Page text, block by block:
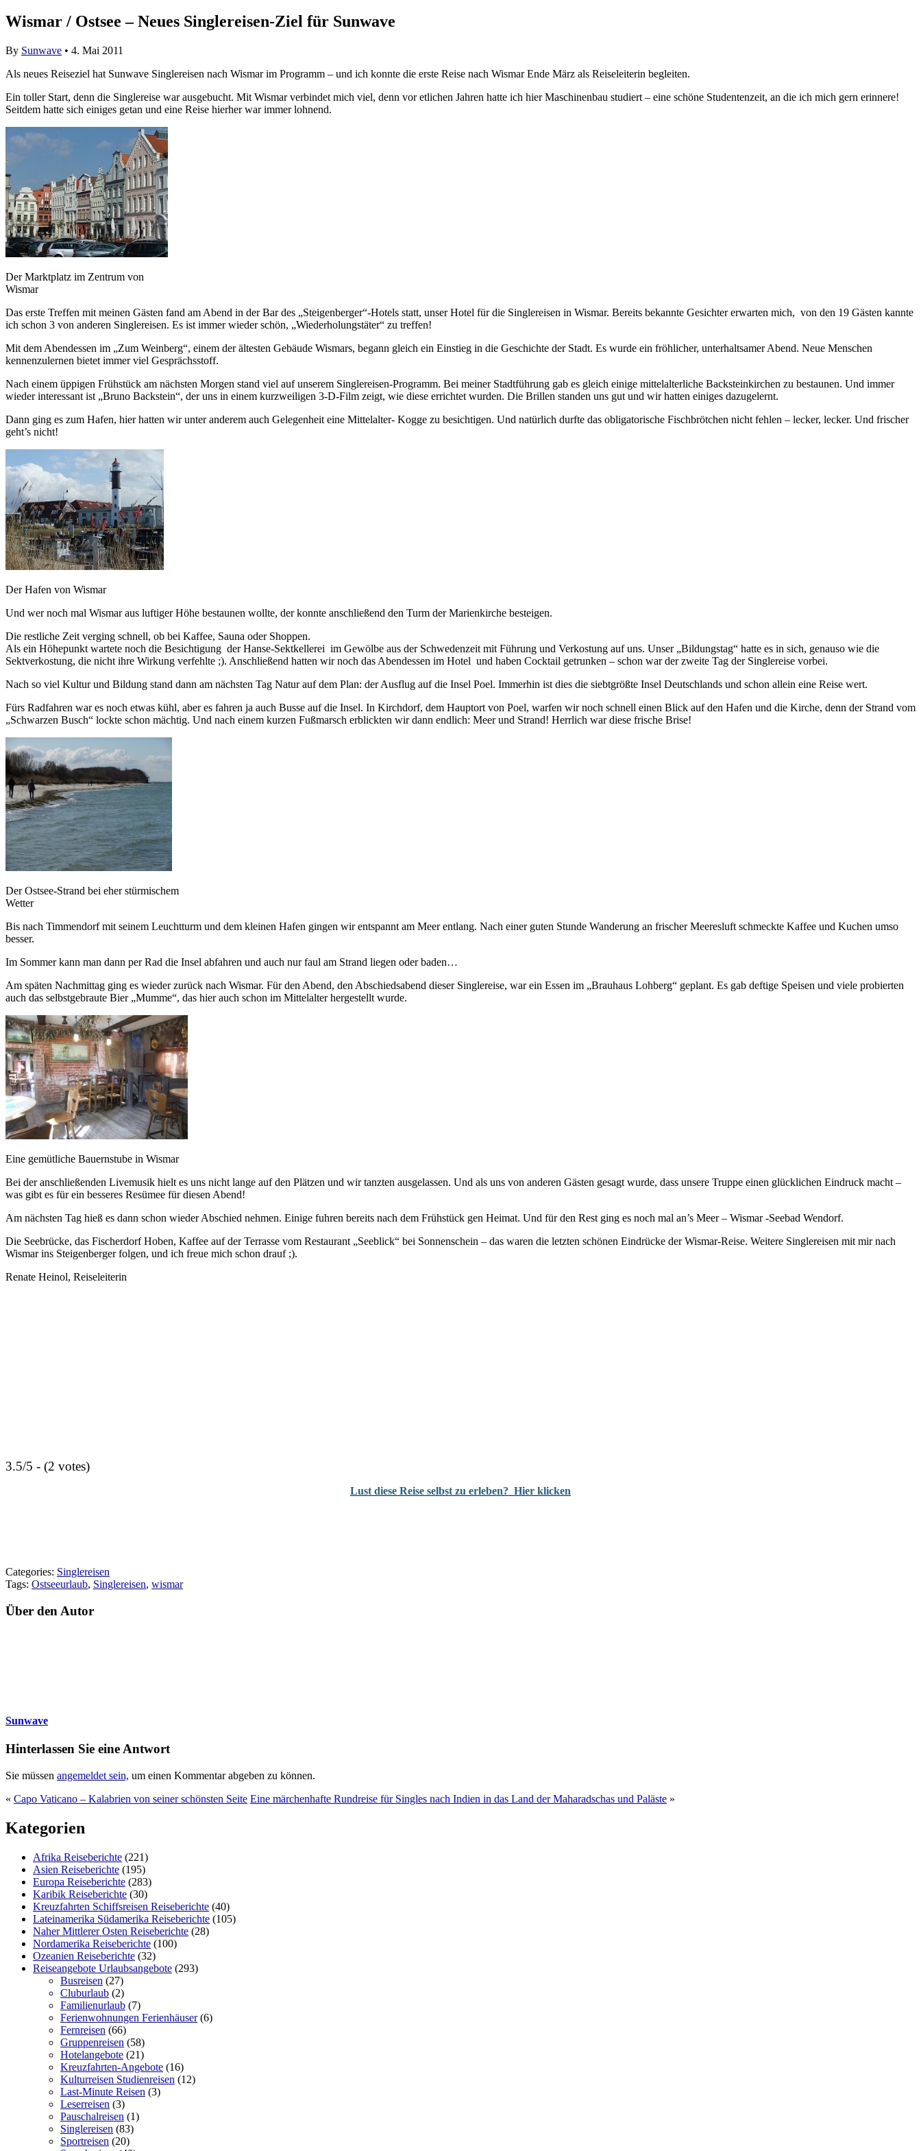
Wismar / Ostsee – Neues Singlereisen-Ziel für Sunwave
By Sunwave • 4. Mai 2011
Als neues Reiseziel hat Sunwave Singlereisen nach Wismar im Programm – und ich konnte die erste Reise nach Wismar Ende März als Reiseleiterin begleiten.
Ein toller Start, denn die Singlereise war ausgebucht. Mit Wismar verbindet mich viel, denn vor etlichen Jahren hatte ich hier Maschinenbau studiert – eine schöne Studentenzeit, an die ich mich gern erinnere!
Seitdem hatte sich einiges getan und eine Reise hierher war immer lohnend.
Der Marktplatz im Zentrum von
Wismar
Das erste Treffen mit meinen Gästen fand am Abend in der Bar des „Steigenberger“-Hotels statt, unser Hotel für die Singlereisen in Wismar. Bereits bekannte Gesichter erwarten mich, von den 19 Gästen kannte
ich schon 3 von anderen Singlereisen. Es ist immer wieder schön, „Wiederholungstäter“ zu treffen!
Mit dem Abendessen im „Zum Weinberg“, einem der ältesten Gebäude Wismars, begann gleich ein Einstieg in die Geschichte der Stadt. Es wurde ein fröhlicher, unterhaltsamer Abend. Neue Menschen
kennenzulernen bietet immer viel Gesprächsstoff.
Nach einem üppigen Frühstück am nächsten Morgen stand viel auf unserem Singlereisen-Programm. Bei meiner Stadtführung gab es gleich einige mittelalterliche Backsteinkirchen zu bestaunen. Und immer
wieder interessant ist „Bruno Backstein“, der uns in einem kurzweiligen 3-D-Film zeigt, wie diese errichtet wurden. Die Brillen standen uns gut und wir hatten einiges dazugelernt.
Dann ging es zum Hafen, hier hatten wir unter anderem auch Gelegenheit eine Mittelalter- Kogge zu besichtigen. Und natürlich durfte das obligatorische Fischbrötchen nicht fehlen – lecker, lecker. Und frischer
geht’s nicht!
Der Hafen von Wismar
Und wer noch mal Wismar aus luftiger Höhe bestaunen wollte, der konnte anschließend den Turm der Marienkirche besteigen.
Die restliche Zeit verging schnell, ob bei Kaffee, Sauna oder Shoppen.
Als ein Höhepunkt wartete noch die Besichtigung der Hanse-Sektkellerei im Gewölbe aus der Schwedenzeit mit Führung und Verkostung auf uns. Unser „Bildungstag“ hatte es in sich, genauso wie die
Sektverkostung, die nicht ihre Wirkung verfehlte ;). Anschließend hatten wir noch das Abendessen im Hotel und haben Cocktail getrunken – schon war der zweite Tag der Singlereise vorbei.
Nach so viel Kultur und Bildung stand dann am nächsten Tag Natur auf dem Plan: der Ausflug auf die Insel Poel. Immerhin ist dies die siebtgrößte Insel Deutschlands und schon allein eine Reise wert.
Fürs Radfahren war es noch etwas kühl, aber es fahren ja auch Busse auf die Insel. In Kirchdorf, dem Hauptort von Poel, warfen wir noch schnell einen Blick auf den Hafen und die Kirche, denn der Strand vom
„Schwarzen Busch“ lockte schon mächtig. Und nach einem kurzen Fußmarsch erblickten wir dann endlich: Meer und Strand! Herrlich war diese frische Brise!
Der Ostsee-Strand bei eher stürmischem
Wetter
Bis nach Timmendorf mit seinem Leuchtturm und dem kleinen Hafen gingen wir entspannt am Meer entlang. Nach einer guten Stunde Wanderung an frischer Meeresluft schmeckte Kaffee und Kuchen umso
besser.
Im Sommer kann man dann per Rad die Insel abfahren und auch nur faul am Strand liegen oder baden…
Am späten Nachmittag ging es wieder zurück nach Wismar. Für den Abend, den Abschiedsabend dieser Singlereise, war ein Essen im „Brauhaus Lohberg“ geplant. Es gab deftige Speisen und viele probierten
auch das selbstgebraute Bier „Mumme“, das hier auch schon im Mittelalter hergestellt wurde.
Eine gemütliche Bauernstube in Wismar
Bei der anschließenden Livemusik hielt es uns nicht lange auf den Plätzen und wir tanzten ausgelassen. Und als uns von anderen Gästen gesagt wurde, dass unsere Truppe einen glücklichen Eindruck macht –
was gibt es für ein besseres Resümee für diesen Abend!
Am nächsten Tag hieß es dann schon wieder Abschied nehmen. Einige fuhren bereits nach dem Frühstück gen Heimat. Und für den Rest ging es noch mal an’s Meer – Wismar -Seebad Wendorf.
Die Seebrücke, das Fischerdorf Hoben, Kaffee auf der Terrasse vom Restaurant „Seeblick“ bei Sonnenschein – das waren die letzten schönen Eindrücke der Wismar-Reise. Weitere Singlereisen mit mir nach
Wismar ins Steigenberger folgen, und ich freue mich schon drauf ;).
Renate Heinol, Reiseleiterin
3.5/5 - (2 votes)
Lust diese Reise selbst zu erleben? Hier klicken
Categories: Singlereisen
Tags: Ostseeurlaub, Singlereisen, wismar
Über den Autor
Sunwave
Hinterlassen Sie eine Antwort
Sie müssen angemeldet sein, um einen Kommentar abgeben zu können.
« Capo Vaticano – Kalabrien von seiner schönsten Seite Eine märchenhafte Rundreise für Singles nach Indien in das Land der Maharadschas und Paläste »
Kategorien
Afrika Reiseberichte (221)
Asien Reiseberichte (195)
Europa Reiseberichte (283)
Karibik Reiseberichte (30)
Kreuzfahrten Schiffsreisen Reiseberichte (40)
Lateinamerika Südamerika Reiseberichte (105)
Naher Mittlerer Osten Reiseberichte (28)
Nordamerika Reiseberichte (100)
Ozeanien Reiseberichte (32)
Reiseangebote Urlaubsangebote (293)
Busreisen (27)
Cluburlaub (2)
Familienurlaub (7)
Ferienwohnungen Ferienhäuser(6)
Fernreisen (66)
Gruppenreisen (58)
Hotelangebote (21)
Kreuzfahrten-Angebote (16)
Kulturreisen Studienreisen (12)
Last-Minute Reisen (3)
Leserreisen (3)
Pauschalreisen (1)
Singlereisen (83)
Sportreisen (20)